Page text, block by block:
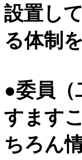
設置し
る体制
●委員
すます
ちろん